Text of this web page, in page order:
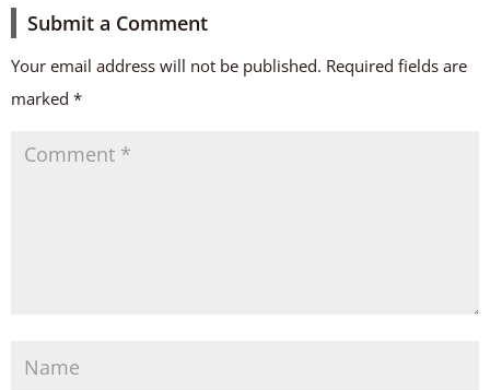
Submit a Comment
Your email address will not be published. Required fields are
marked *